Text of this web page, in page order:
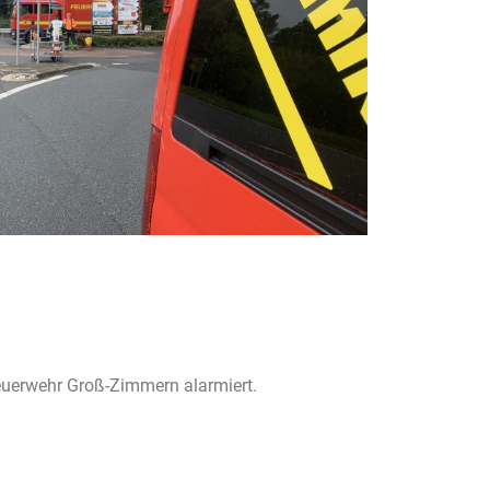
Groß-Zimmern alarmiert.